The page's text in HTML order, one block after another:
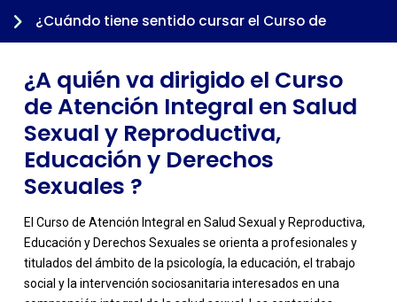
¿Cuándo tiene sentido cursar el Curso de
Atención Integral en Salud Sexual y Reproductiva,
trayectoria profesional?
¿A quién va dirigido el Curso
de Atención Integral en Salud
Sexual y Reproductiva,
Educación y Derechos
Sexuales ?
El Curso de Atención Integral en Salud Sexual y Reproductiva,
Educación y Derechos Sexuales se orienta a profesionales y
titulados del ámbito de la psicología, la educación, el trabajo
social y la intervención sociosanitaria interesados en una